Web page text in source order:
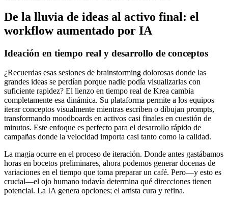
De la lluvia de ideas al activo final: el
workflow aumentado por IA
Ideación en tiempo real y desarrollo de conceptos
¿Recuerdas esas sesiones de brainstorming dolorosas donde las
grandes ideas se perdían porque nadie podía visualizarlas con
suficiente rapidez? El lienzo en tiempo real de Krea cambia
completamente esa dinámica. Su plataforma permite a los equipos
iterar conceptos visualmente mientras escriben o dibujan prompts,
transformando moodboards en activos casi finales en cuestión de
minutos. Este enfoque es perfecto para el desarrollo rápido de
campañas donde la velocidad importa casi tanto como la calidad.
La magia ocurre en el proceso de iteración. Donde antes gastábamos
horas en bocetos preliminares, ahora podemos generar docenas de
variaciones en el tiempo que toma preparar un café. Pero—y esto es
crucial—el ojo humano todavía determina qué direcciones tienen
potencial. La IA genera opciones; el artista cura y refina.